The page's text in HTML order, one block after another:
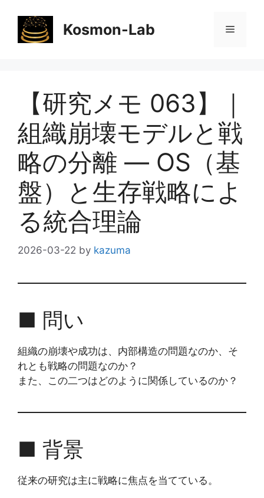
Kosmon-Lab メ
ー
【研究メモ 063】｜
組織崩壊モデルと戦
略の分離 ― OS（基
盤）と生存戦略によ
る統合理論
2026-03-22 by kazuma
■ 問い
組織の崩壊や成功は、内部構造の問題なのか、そ
れとも戦略の問題なのか？
また、この二つはどのように関係しているのか？
■ 背景
従来の研究は主に戦略に焦点を当てている。